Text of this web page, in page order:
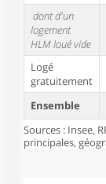
dont d'un
logement
HLM loué vide
Logé
gratuitement
Ensemble
Sources : Insee,
principales,